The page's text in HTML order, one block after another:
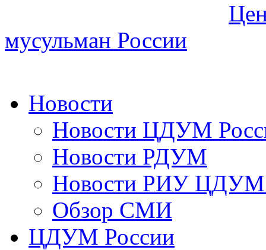
мусульман России
Новости
Новости ЦДУМ
Новости РДУМ
Новости РИУ ЦДУМ
Обзор СМИ
ЦДУМ России